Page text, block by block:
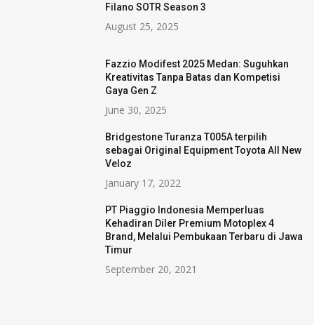
Filano SOTR Season 3
August 25, 2025
Fazzio Modifest 2025 Medan: Suguhkan
Kreativitas Tanpa Batas dan Kompetisi
Gaya Gen Z
June 30, 2025
Bridgestone Turanza T005A terpilih
sebagai Original Equipment Toyota All New
Veloz
January 17, 2022
PT Piaggio Indonesia Memperluas
Kehadiran Diler Premium Motoplex 4
Brand, Melalui Pembukaan Terbaru di Jawa
Timur
September 20, 2021